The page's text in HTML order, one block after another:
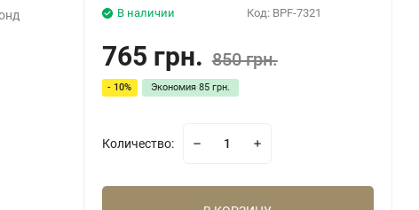
Код: BPF-7321
В наличии
765 грн. 850 грн.
- 10% Экономия 85 грн.
Количество: